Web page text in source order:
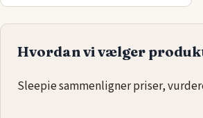
Hvordan vi vælger
Sleepie sammenligner priser,